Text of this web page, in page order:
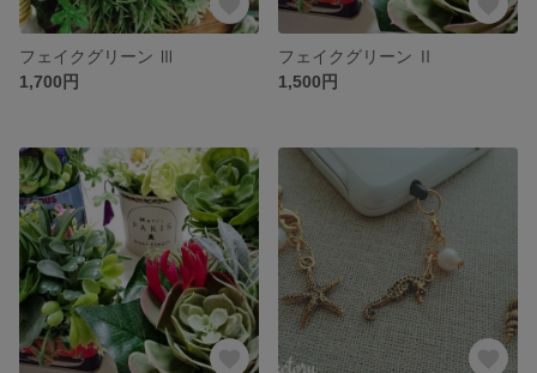
フェイクグリーン Ⅲ
1,700円
フェイクグリーン Ⅱ
1,500円